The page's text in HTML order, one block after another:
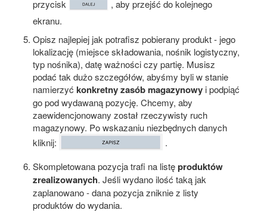
przycisk
, aby przejść do kolejnego
ekranu.
Opisz najlepiej jak potrafisz pobierany produkt - jego
lokalizację (miejsce składowania, nośnik logistyczny,
typ nośnika), datę ważności czy partię. Musisz
podać tak dużo szczegółów, abyśmy byli w stanie
namierzyć konkretny zasób magazynowy i podpiąć
go pod wydawaną pozycję. Chcemy, aby
zaewidencjonowany został rzeczywisty ruch
magazynowy. Po wskazaniu niezbędnych danych
kliknij:
.
Skompletowana pozycja trafi na listęproduktów
zrealizowanych. Jeśli wydano ilość taką jak
zaplanowano - dana pozycja zniknie z listy
produktów do wydania.